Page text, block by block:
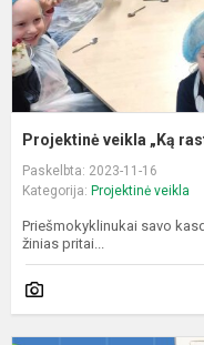
Projektinė veikla „Ką
Paskelbta: 2023-11-16
Kategorija: Projektinė veikla
Priešmokyklinukai savo
žinias pritai...